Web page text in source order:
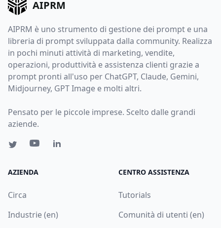
AIPRM
AIPRM è uno strumento di gestione dei prompt e una
libreria di prompt sviluppata dalla community. Realizza
in pochi minuti attività di marketing, vendite,
operazioni, produttività e assistenza clienti grazie a
prompt pronti all'uso per ChatGPT, Claude, Gemini,
Midjourney, GPT Image e molti altri.
Pensato per le piccole imprese. Scelto dalle grandi
aziende.
AZIENDA
Circa
Industrie (en)
CENTRO ASSISTENZA
Tutorials
Comunità di utenti (en)